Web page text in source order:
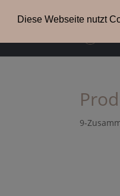
9-
Diese Webseite nutzt